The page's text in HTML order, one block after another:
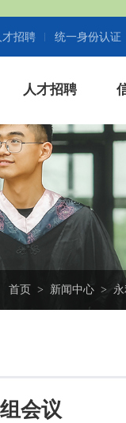
统一身份认证
才招聘
人才招聘
首页 > 新闻中心 >
会议